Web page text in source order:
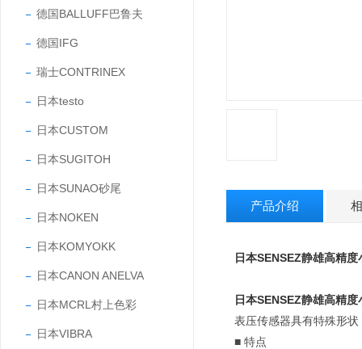
德国BALLUFF巴鲁夫
德国IFG
瑞士CONTRINEX
日本testo
日本CUSTOM
日本SUGITOH
日本SUNAO砂尾
日本NOKEN
日本KOMYOKK
日本CANON ANELVA
日本MCRL村上色彩
日本VIBRA
产品介绍
日本SENSEZ静雄高精
日本SENSEZ静雄高精
表压传感器具有特殊形
■ 特点